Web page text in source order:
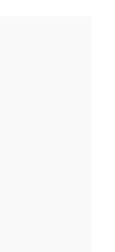
i dette